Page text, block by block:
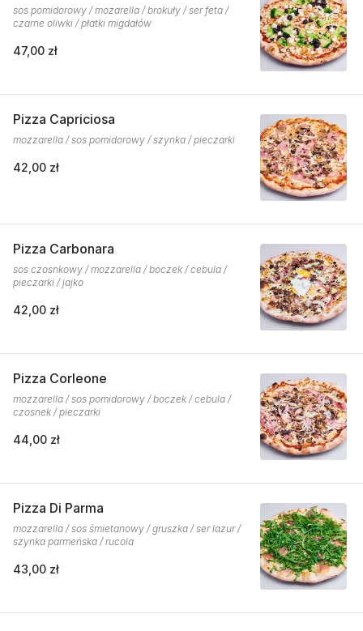
sos pomidorowy / mozarella / brokuły / ser feta /
czarne oliwki / płatki migdałów
47,00 zł
Pizza Capriciosa
mozzarella / sos pomidorowy / szynka / pieczarki
42,00 zł
Pizza Carbonara
sos czosnkowy / mozzarella / boczek / cebula /
pieczarki / jajko
42,00 zł
Pizza Corleone
mozzarella / sos pomidorowy / boczek / cebula /
czosnek / pieczarki
44,00 zł
Pizza Di Parma
mozzarella / sos śmietanowy / gruszka / ser lazur /
szynka parmeńska / rucola
43,00 zł